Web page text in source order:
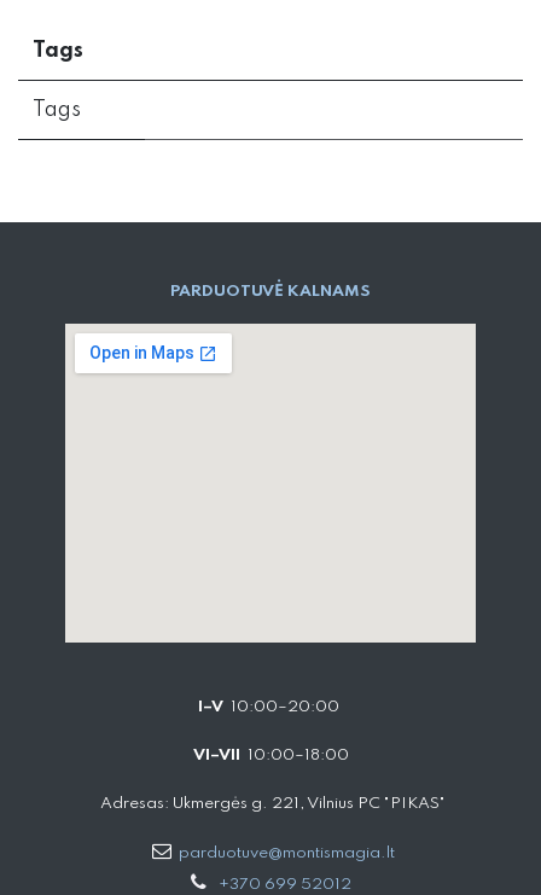
Tags
Tags
PARD​UOTUVĖ​ KALNAMS
I–V 10:00–20:00
VI–VII 10:00–18:00
Adresas: Ukmergės g. 221, Vilnius PC "PIKAS"
parduotuve@montismagia.lt
+370 699 52012